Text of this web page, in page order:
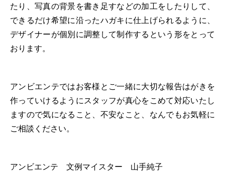
たり、写真の背景を書き足すなどの加工をしたりして、
できるだけ希望に沿ったハガキに仕上げられるように、
デザイナーが個別に調整して制作するという形をとって
おります。
アンビエンテではお客様とご一緒に大切な報告はがきを
作っていけるようにスタッフが真心をこめて対応いたし
ますので気になること、不安なこと、なんでもお気軽に
ご相談ください。
アンビエンテ 文例マイスター 山手純子